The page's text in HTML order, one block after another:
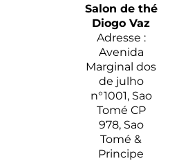
Salon de thé
Diogo Vaz
Adresse :
Avenida
Marginal dos
de julho
n°1001, Sao
Tomé CP
978, Sao
Tomé &
Principe